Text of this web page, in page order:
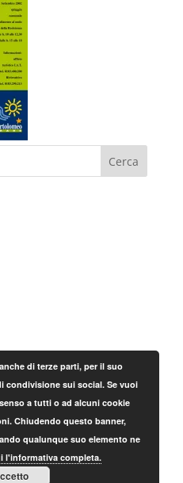
di terze parti, per il suo
condivisione sui social. Se vuoi
a tutti o ad alcuni cookie
Chiudendo questo banner,
qualunque suo elemento ne
l'informativa completa.